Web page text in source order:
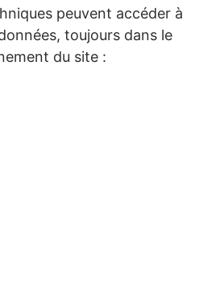
peuvent accéder à
toujours dans le
du site :